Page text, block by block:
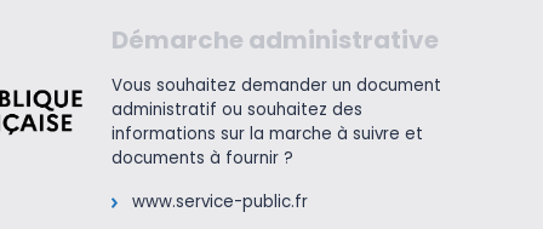
Démarche administrative
Vous souhaitez demander un document
administratif ou souhaitez des
informations sur la marche à suivre et
documents à fournir ?
www.service-public.fr